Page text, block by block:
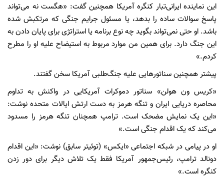
این نماینده ایرانی‌تبار کنگره آمریکا همچنین گفت: «هگست نه می‌تواند
پاسخ سوالات ساده را بدهد، یا مسئول جرایم جنگی که مرتکبش شده
باشد. او حتی نمی‌تواند بگوید چه نوع برنامه‌ یا استراتژی برای پایان دادن به
این جنگ دارد. برای همین من موارد مربوط به استیضاح علیه او را مطرح
کردم.»
پیشتر همچنین سناتورهایی علیه جنگ‌طلبی آمریکا سخن گفتند.
«کریس ون هولن» سناتور دموکرات آمریکایی در واکنش به تداوم
محاصره دریایی ایران و تنگه هرمز به دست ارتش ایالات متحده نوشت:
«این یک نمایش مضحک است. ترامپ همچنان تنگه هرمز را مسدود
می‌کند که یک اقدام جنگی است.»
او در پیامی در شبکه اجتماعی «ایکس» (توئیتر سابق) نوشت: «این اقدام
دونالد ترامپ، رئیس‌جمهور آمریکا فقط یک تلاش دیگر برای دور زدن
کنگره است.»